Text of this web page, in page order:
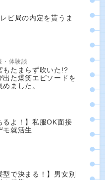
ビ局の内定を貰うま
・体験談
もたまらず吹いた!?
出た爆笑エピソードを
ました。
るよ！】私服OK面接
モ就活生
型で決まる！】男女別